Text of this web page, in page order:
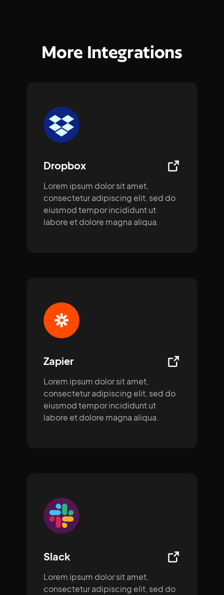
More Integrations
Dropbox
Lorem ipsum dolor sit amet,
consectetur adipiscing elit, sed do
eiusmod tempor incididunt ut
labore et dolore magna aliqua.
Zapier
Lorem ipsum dolor sit amet,
consectetur adipiscing elit, sed do
eiusmod tempor incididunt ut
labore et dolore magna aliqua.
Slack
Lorem ipsum dolor sit amet,
consectetur adipiscing elit, sed do